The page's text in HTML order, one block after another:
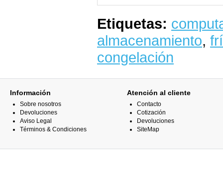
Etiquetas:
almacenamiento,
congelación
Información
Sobre nosotros
Devoluciones
Aviso Legal
Términos & Condiciones
Atención al cliente
Contacto
Cotización
Devoluciones
SiteMap